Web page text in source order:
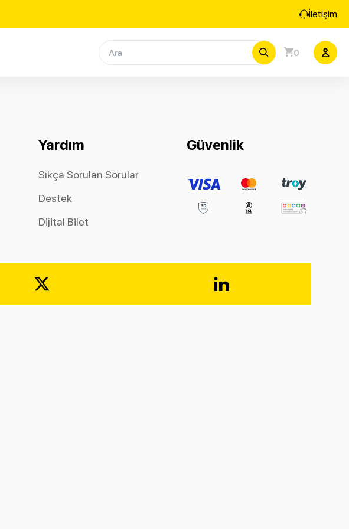
İletişim
0
Yardım
Sıkça Sorulan Sorular
Destek
Dijital Bilet
Güvenlik